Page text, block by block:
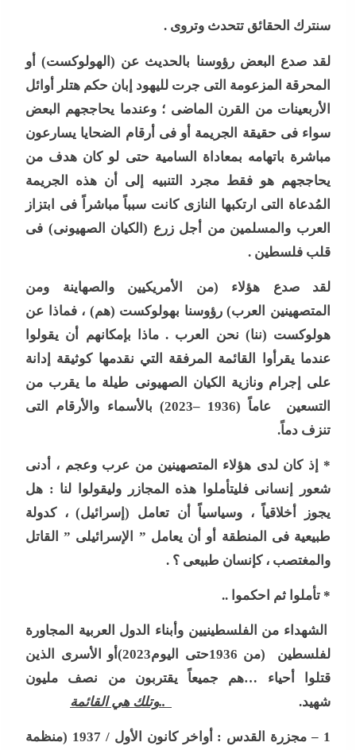
إعلان...
“أرض الصومال”
يهدد مصر بحلف
إسرائيلي...
4 مساعدين جدد و9
مديرى أمن و7
مديرى إدارات:
تفاصيل...
“مش إحنا
الفراعنة”؟ غضب
مصري عارم بعد
أممي”...
والشواطئ”
تشتعل..عمرو
الشوبكي: المال فوق
القانون والأزمة
أكبر...
بأرشفة ورقمنة تراث
الإذاعة والتلفزيون:
الرئيس يبحث حماية
سنترك الحقائق تتحدث وتروى .
لقد صدع البعض رؤوسنا بالحديث عن (الهولوكست) أو
المحرقة المزعومة التى جرت لليهود إبان حكم هتلر أوائل
الأربعينات من القرن الماضى ؛ وعندما يحاججهم البعض
سواء فى حقيقة الجريمة أو فى أرقام الضحايا يسارعون
مباشرة باتهامه بمعاداة السامية حتى لو كان هدف من
يحاججهم هو فقط مجرد التنبيه إلى أن هذه الجريمة
المُدعاة التى ارتكبها النازى كانت سبباً مباشراً فى ابتزاز
العرب والمسلمين من أجل زرع (الكيان الصهيونى) فى
قلب فلسطين .
لقد صدع هؤلاء (من الأمريكيين والصهاينة ومن
المتصهينين العرب) رؤوسنا بهولوكست (هم) ، فماذا عن
هولوكست (ننا) نحن العرب . ماذا بإمكانهم أن يقولوا
عندما يقرأوا القائمة المرفقة التي نقدمها كوثيقة إدانة
على إجرام ونازية الكيان الصهيونى طيلة ما يقرب من
التسعين عاماً (1936 –2023) بالأسماء والأرقام التى
تنزف دماً.
*
إذ كان لدى هؤلاء المتصهينين من عرب وعجم ، أدنى
شعور إنسانى فليتأملوا هذه المجازر وليقولوا لنا : هل
يجوز أخلاقياً ، وسياسياً أن تعامل (إسرائيل) ، كدولة
طبيعية فى المنطقة أو أن يعامل ” الإسرائيلى ” القاتل
والمغتصب ، كإنسان طبيعى ؟ .
* تأملوا ثم احكموا ..
الشهداء من الفلسطينيين وأبناء الدول العربية المجاورة
لفلسطين (من 1936حتى اليوم2023)أو الأسرى الذين
قتلوا أحياء …هم جميعاً يقتربون من نصف مليون
شهيد.
..وتلك هي القائمة
1 –
مجزرة القدس : أواخر كانون الأول / 1937 (منظمة